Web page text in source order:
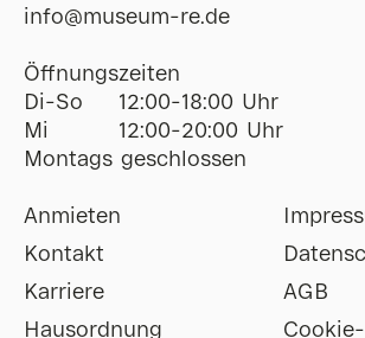
ofni@museum-re de
Öffnungszeiten
Di-So
12:00-18:00 Uhr
Mi
12:00-20:00 Uhr
Montags geschlossen
Anmieten
Kontakt
Karriere
Hausordnung
AGB